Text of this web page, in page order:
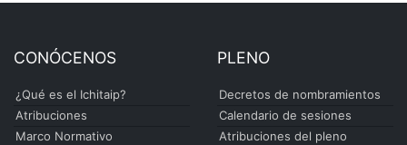
CONÓCENOS
¿Qué es el Ichitaip?
Atribuciones
Marco Normativo
PLENO
Decretos de nombramientos
Calendario de sesiones
Atribuciones del pleno